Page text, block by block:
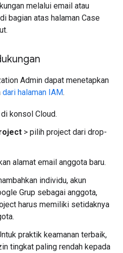
melalui email atau
bagian atas halaman Case
Admin dapat menetapkan
dari halaman IAM.
di konsol Cloud.
> pilih project dari drop-
alamat email anggota baru.
individu, akun
Grup sebagai anggota,
harus memiliki setidaknya
praktik keamanan terbaik,
tingkat paling rendah kepada